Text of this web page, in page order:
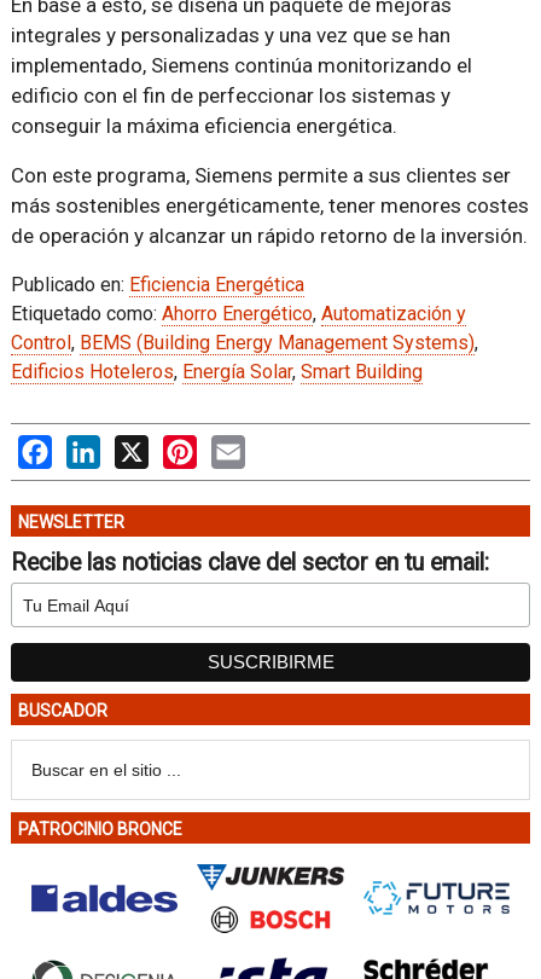
En base a esto, se diseña un paquete de mejoras
integrales y personalizadas y una vez que se han
implementado, Siemens continúa monitorizando el
edificio con el fin de perfeccionar los sistemas y
conseguir la máxima eficiencia energética.
Con este programa, Siemens permite a sus clientes ser
más sostenibles energéticamente, tener menores costes
de operación y alcanzar un rápido retorno de la inversión.
Publicado en: Eficiencia Energética
Etiquetado como: Ahorro Energético, Automatización y
Control, BEMS (Building Energy Management Systems),
Edificios Hoteleros, Energía Solar, Smart Building
FacebookLinkedIn
X PinterestEmail
NEWSLETTER
Recibe las noticias clave del sector en tu email:
BUSCADOR
PATROCINIO BRONCE